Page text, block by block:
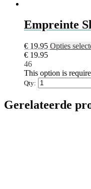
Empreinte
€ 19.95 Opties
€ 19.95
46
This option is
Qty:
Gerelateerde